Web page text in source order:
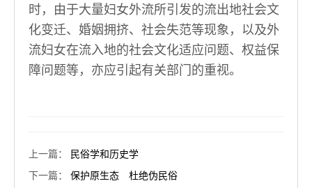
时，由于大量妇女外流所引发的流出地社会文
化变迁、婚姻拥挤、社会失范等现象，以及外
流妇女在流入地的社会文化适应问题、权益保
障问题等，亦应引起有关部门的重视。
上一篇：
民俗学和历史学
下一篇： 保护原生态 杜绝伪民俗